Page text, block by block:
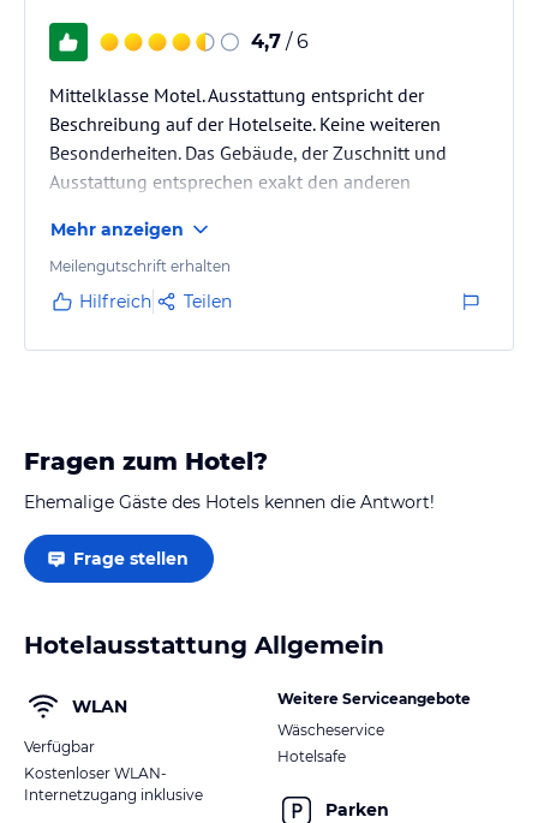
4,7 / 6
Mittelklasse Motel. Ausstattung entspricht der
Beschreibung auf der Hotelseite. Keine weiteren
Besonderheiten. Das Gebäude, der Zuschnitt und
Ausstattung entsprechen exakt den anderen
gibt ein kontinentales Frühstück. Der Frühstücksraum
ist sehr klein. Die Gastronomiebewertung bezieht sich
auf Frühstück. In hundert Meter Entfernung befindet
Mehr anzeigen
Meilengutschrift erhalten
Hilfreich Teilen
Fragen zum Hotel?
Ehemalige Gäste des Hotels kennen die Antwort!
Frage stellen
Hotelausstattung Allgemein
WLAN
Verfügbar
Kostenloser WLAN-
Internetzugang inklusive
Weitere Serviceangebote
Wäscheservice
Hotelsafe
Parken